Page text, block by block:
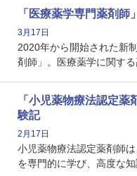
で、重要度が増している
資格です。認定薬剤師と
なのでしょうか。それを取
メリットがあるのでしょ
「医療薬学専門薬剤師
3月17日
2020年から開始された新
剤師」。医療薬学に関す
剤師としての専門性を示
となります。取得要件は
数回ありますが、患者さん
の証明になる資格と言えま
「小児薬物療法認定薬
験記
2月17日
小児薬物療法認定薬剤師
を専門的に学び、高度な